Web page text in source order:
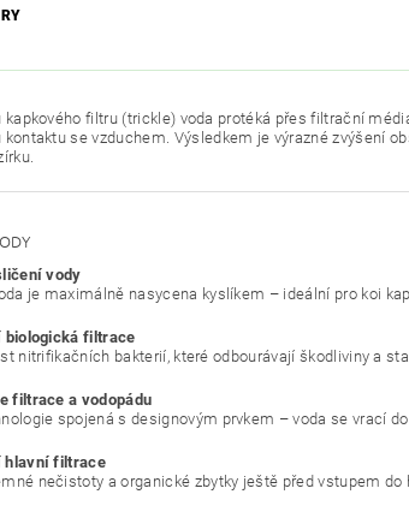
kapkového filtru (trickle) voda protéká přes filtrační
se vzduchem. Výsledkem je výrazné zvýšení
vody
je maximálně nasycena kyslíkem – ideální pro koi
filtrace
nitrifikačních bakterií, které odbourávají škodliviny a
filtrace a vodopádu
spojená s designovým prvkem – voda se vrací
hlavní filtrace
nečistoty a organické zbytky ještě před vstupem do